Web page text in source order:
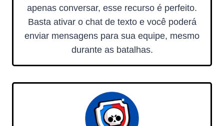
apenas conversar, esse recurso é perfeito.
Basta ativar o chat de texto e você poderá
enviar mensagens para sua equipe, mesmo
durante as batalhas.